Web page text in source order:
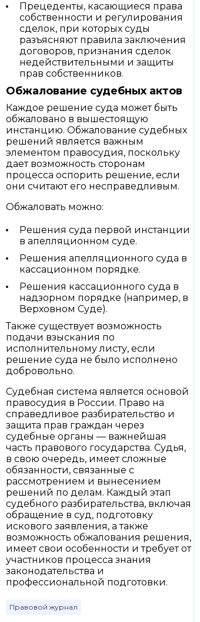
Прецеденты, касающиеся права
собственности и регулирования
сделок, при которых суды
разъясняют правила заключения
договоров, признания сделок
недействительными и защиты
прав собственников.
Обжалование судебных актов
Каждое решение суда может быть
обжаловано в вышестоящую
инстанцию. Обжалование судебных
решений является важным
элементом правосудия, поскольку
дает возможность сторонам
процесса оспорить решение, если
они считают его несправедливым.
Обжаловать можно:
Решения суда первой инстанции
в апелляционном суде.
Решения апелляционного суда в
кассационном порядке.
Решения кассационного суда в
надзорном порядке (например, в
Верховном Суде).
Также существует возможность
подачи взыскания по
исполнительному листу, если
решение суда не было исполнено
добровольно.
Судебная система является основой
правосудия в России. Право на
справедливое разбирательство и
защита прав граждан через
судебные органы — важнейшая
часть правового государства. Судья,
в свою очередь, имеет сложные
обязанности, связанные с
рассмотрением и вынесением
решений по делам. Каждый этап
судебного разбирательства, включая
обращение в суд, подготовку
искового заявления, а также
возможность обжалования решения,
имеет свои особенности и требует от
участников процесса знания
законодательства и
профессиональной подготовки.
Правовой журнал